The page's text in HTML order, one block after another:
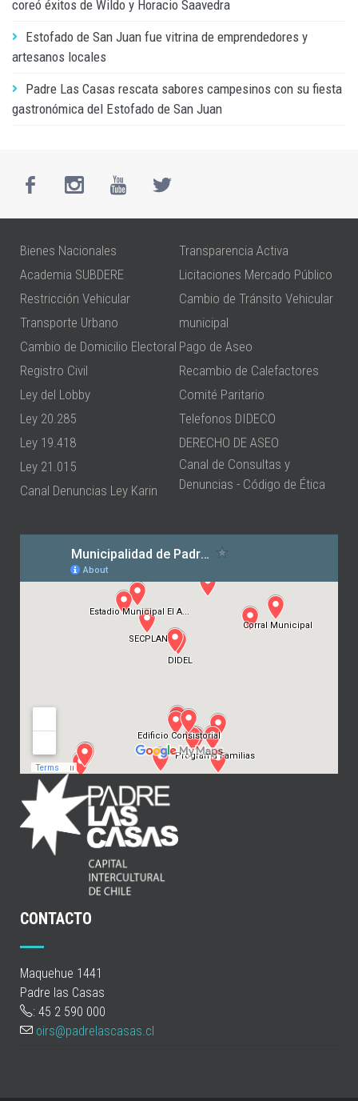
coreó éxitos de Wildo y Horacio Saavedra
Estofado de San Juan fue vitrina de emprendedores y
artesanos locales
Padre Las Casas rescata sabores campesinos con su fiesta
gastronómica del Estofado de San Juan
Bienes Nacionales
Academia SUBDERE
Restricción Vehicular
Transporte Urbano
Cambio de Domicilio Electoral
Registro Civil
Ley del Lobby
Ley 20.285
Ley 19.418
Ley 21.015
Canal Denuncias Ley Karin
Transparencia Activa
Licitaciones Mercado Público
Cambio de Tránsito Vehicular
municipal
Pago de Aseo
Recambio de Calefactores
Comité Paritario
Telefonos DIDECO
DERECHO DE ASEO
Canal de Consultas y
Denuncias - Código de Ética
CONTACTO
Maquehue 1441
Padre las Casas
: 45 2 590 000
oirs@padrelascasas.cl